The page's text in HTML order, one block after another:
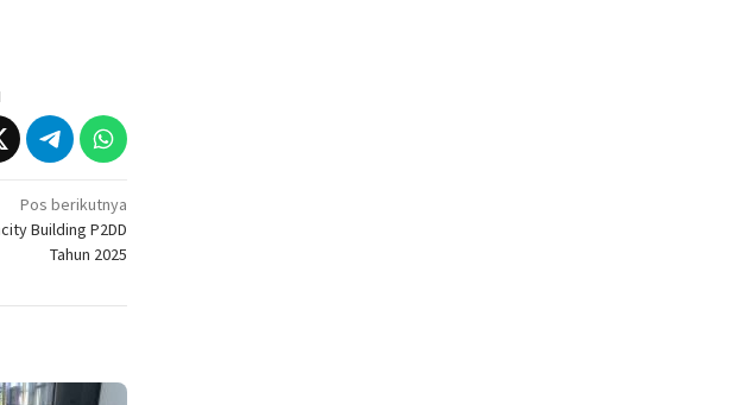
Pos berikutnya
Building P2DD
Tahun 2025